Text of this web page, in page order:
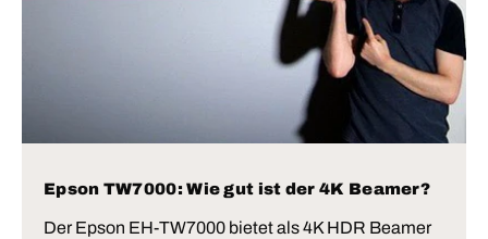
Epson TW7000: Wie gut ist der 4K Beamer?
Der Epson EH-TW7000 bietet als 4K HDR Beamer